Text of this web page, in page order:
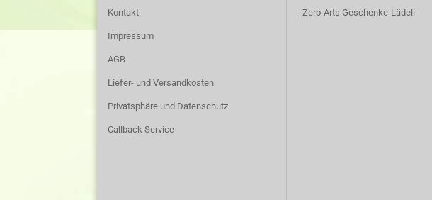
Kontakt
Impressum
AGB
Liefer- und Versandkosten
Privatsphäre und Datenschutz
Callback Service
- Zero-Arts Geschenke-Lädeli